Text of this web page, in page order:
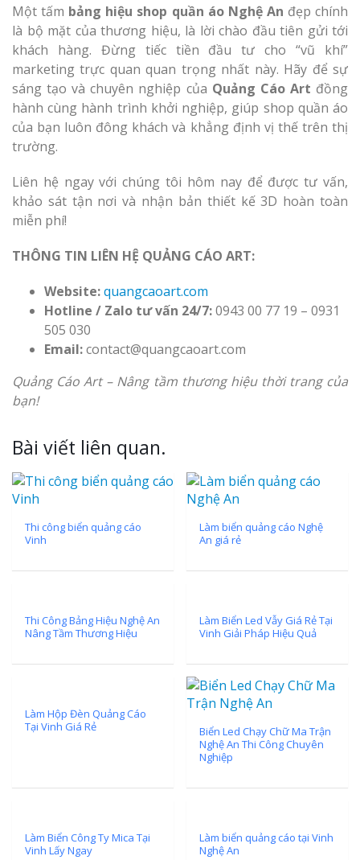
Một tấm bảng hiệu shop quần áo Nghệ An đẹp chính
là bộ mặt của thương hiệu, là lời chào đầu tiên gửi tới
khách hàng. Đừng tiếc tiền đầu tư cho “vũ khí”
marketing trực quan quan trọng nhất này. Hãy để sự
sáng tạo và chuyên nghiệp của Quảng Cáo Art đồng
hành cùng hành trình khởi nghiệp, giúp shop quần áo
của bạn luôn đông khách và khẳng định vị thế trên thị
trường.
Liên hệ ngay với chúng tôi hôm nay để được tư vấn,
khảo sát tận nơi và nhận bản thiết kế 3D hoàn toàn
miễn phí!
THÔNG TIN LIÊN HỆ QUẢNG CÁO ART:
Website:quangcaoart.com
Hotline / Zalo tư vấn 24/7:0943 00 77 19 – 0931
505 030
Email:contact@quangcaoart.com
Quảng Cáo Art – Nâng tầm thương hiệu thời trang của
bạn!
Bài viết liên quan.
Thi công biển quảng cáo
Vinh
Làm biển quảng cáo Nghệ
An giá rẻ
Thi Công Bảng Hiệu Nghệ An
Nâng Tầm Thương Hiệu
Làm Biển Led Vẫy Giá Rẻ Tại
Vinh Giải Pháp Hiệu Quả
Làm Hộp Đèn Quảng Cáo
Tại Vinh Giá Rẻ
Biển Led Chạy Chữ Ma Trận
Nghệ An Thi Công Chuyên
Nghiệp
Làm Biển Công Ty Mica Tại
Vinh Lấy Ngay
Làm biển quảng cáo tại Vinh
Nghệ An